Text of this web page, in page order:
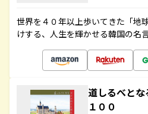
世界を４０年以上歩いてきた「地
けする、人生を輝かせる韓国の名
道しるべと
１００